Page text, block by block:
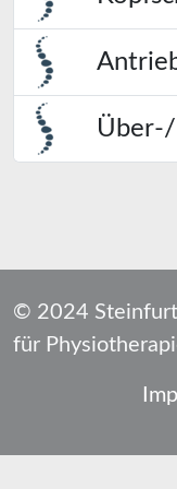
© 2024 Steinfurt
für